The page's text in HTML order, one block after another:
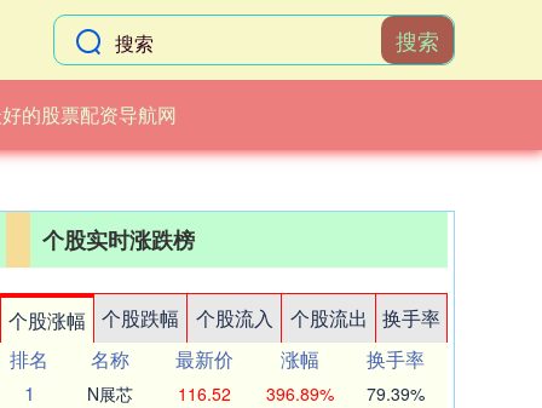
搜索
的股票配资导航网
个股实时涨跌榜
个股涨幅 个股跌幅 个股流入 个股流出
换手率
排名
名称 最新价 涨幅
换手率
1
N展芯 116.52 396.89% 79.39%